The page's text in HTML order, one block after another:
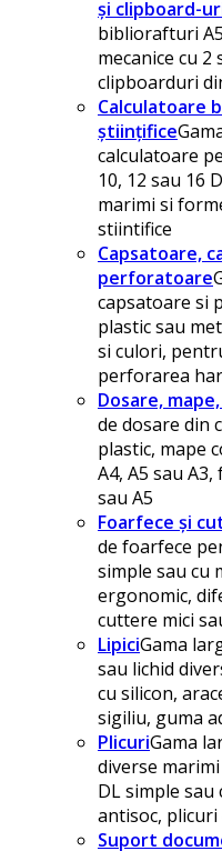
și clipboard-
bibliorafturi
mecanice cu 2
clipboarduri
Calculatoare
științifice
calculatoare
10, 12 sau 16
marimi si
stiintifice
Capsatoare,
perforatoare
capsatoare si
plastic sau
si culori,
perforarea
Dosare,
de dosare din
plastic, mape
A4, A5 sau
sau A5
Foarfece și
de foarfece
simple sau cu
ergonomic,
cuttere mici
LipiciGama
sau lichid
cu silicon,
sigiliu, guma
PlicuriGama
diverse marimi
DL simple
antisoc,
Suport